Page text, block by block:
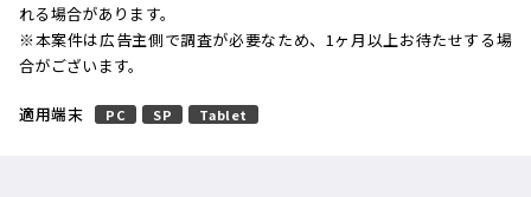
れる場合があります。
※本案件は広告主側で調査が必要なため、1ヶ月以上お待たせする場
合がございます。
適用端末 PC SP Tablet